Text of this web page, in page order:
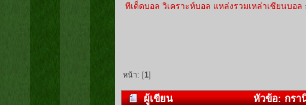
ทีเด็ดบอล วิเคราะห์บอล แหล่งรวมเหล่าเซียนบอล
หน้า: [ 1]
ผู้เขียน
หัวข้อ: กรา